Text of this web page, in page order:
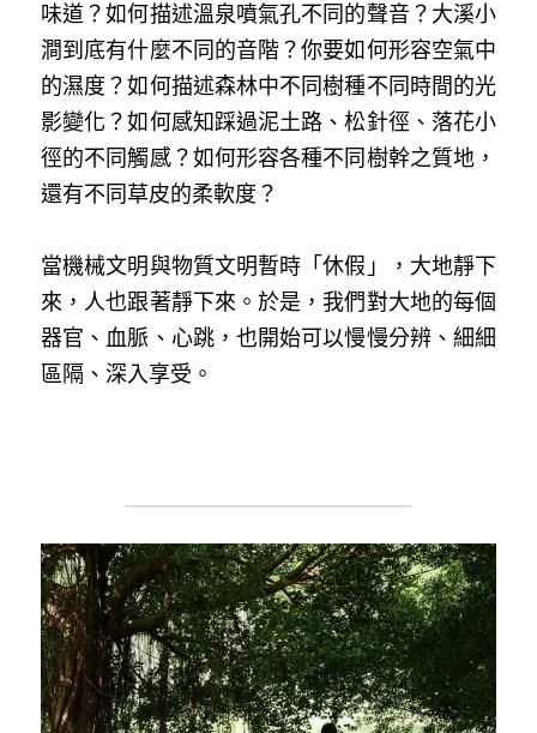
味道？如何描述溫泉噴氣孔不同的聲音？大溪小
澗到底有什麼不同的音階？你要如何形容空氣中
的濕度？如何描述森林中不同樹種不同時間的光
影變化？如何感知踩過泥土路、松針徑、落花小
徑的不同觸感？如何形容各種不同樹幹之質地，
還有不同草皮的柔軟度？
當機械文明與物質文明暫時「休假」，大地靜下
來，人也跟著靜下來。於是，我們對大地的每個
器官、血脈、心跳，也開始可以慢慢分辨、細細
區隔、深入享受。